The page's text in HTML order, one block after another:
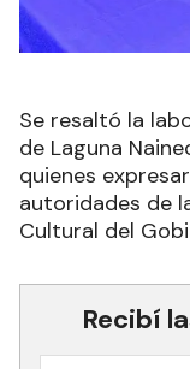
Se resaltó la
de Laguna
quienes
autoridades de
Cultural del
Recibí